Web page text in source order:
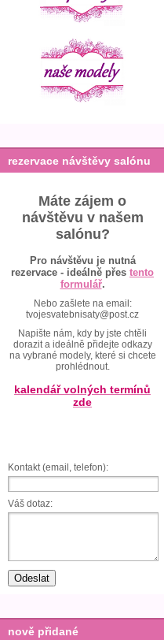
rezervace návštěvy salónu
Máte zájem o
návštěvu v našem
salónu?
Pro návštěvu je nutná
rezervace - ideálně přes tento
formulář.
Nebo zašlete na email:
tvojesvatebnisaty@post.cz
Napište nám, kdy by jste chtěli
dorazit a ideálně přidejte odkazy
na vybrané modely, které si chcete
prohlédnout.
kalendář volných termínů
zde
Kontakt (email, telefon):
Váš dotaz:
nově přidané